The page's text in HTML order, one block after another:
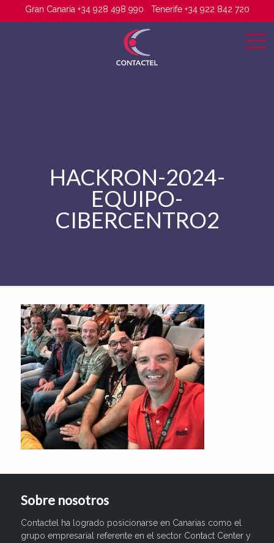
Gran Canaria +34 928 498 990 Tenerife +34 922 842 720
HACKRON-2024-
EQUIPO-
CIBERCENTRO2
Sobre nosotros
Contactel ha logrado posicionarse en Canarias como el
grupo empresarial referente en el sector Contact Center y